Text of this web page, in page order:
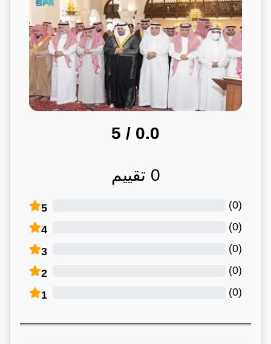
0.0
/ 5
0 تقييم
5 (
0
)
4 (
0
)
3 (
0
)
2 (
0
)
1 (
0
)